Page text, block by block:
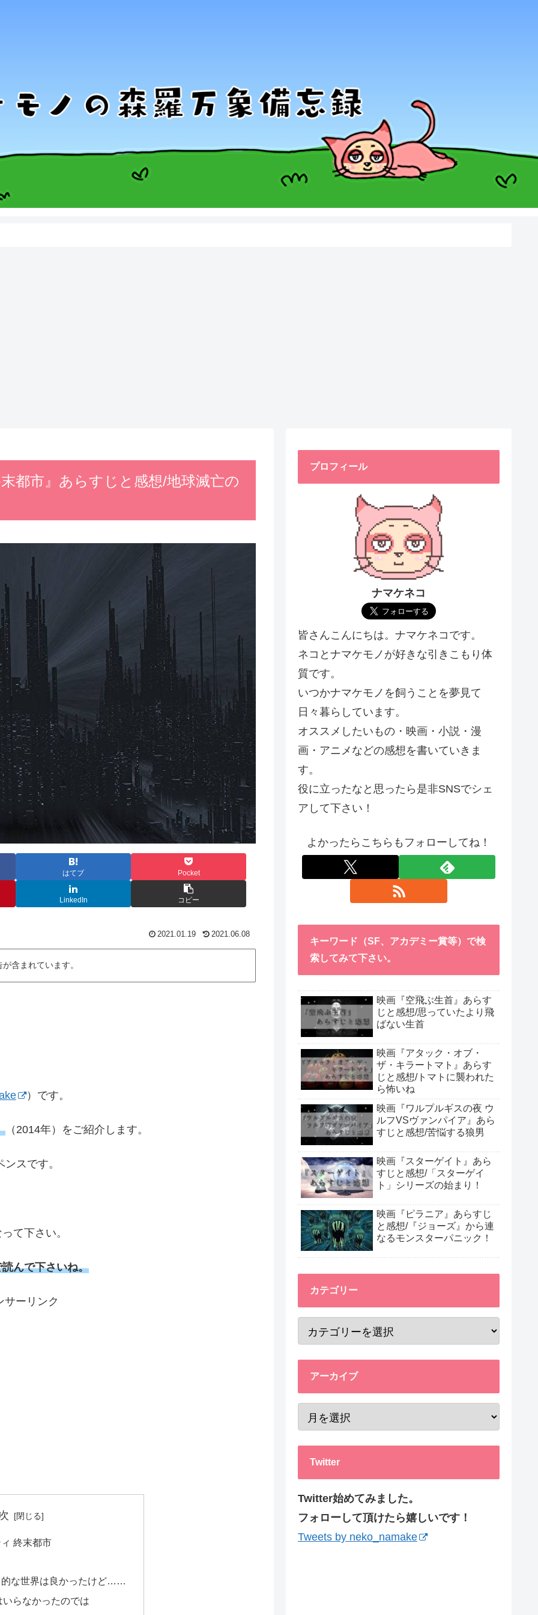
都市』あらすじと感想/地球滅亡の
はてブ Pocket
LinkedIn コピー
2021.01.19 2021.06.08
含まれています。
）です。
（2014年）をご紹介します。
スです。
て下さい。
んで下さいね。
サーリンク
終末都市
的な世界は良かったけど……
らなかったのでは
プロフィール
ナマケネコ
皆さんこんにちは。ナマケネコです。
ネコとナマケモノが好きな引きこもり体
質です。
いつかナマケモノを飼うことを夢見て
日々暮らしています。
オススメしたいもの・映画・小説・漫
画・アニメなどの感想を書いていきま
す。
役に立ったなと思ったら是非SNSでシェ
アして下さい！
よかったらこちらもフォローしてね！
キーワード（SF、アカデミー賞等）で検
索してみて下さい。
映画『空飛ぶ生首』あらす
じと感想/思っていたより飛
ばない生首
映画『アタック・オブ・
ザ・キラートマト』あらす
じと感想/トマトに襲われた
ら怖いね
映画『ワルプルギスの夜 ウ
ルフVSヴァンパイア』あら
すじと感想/苦悩する狼男
映画『スターゲイト』あら
すじと感想/「スターゲイ
ト」シリーズの始まり！
映画『ピラニア』あらすじ
と感想/『ジョーズ』から連
なるモンスターパニック！
カテゴリー
アーカイブ
Twitter
Twitter始めてみました。
フォローして頂けたら嬉しいです！
Tweets by neko_namake